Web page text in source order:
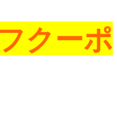
クーポ